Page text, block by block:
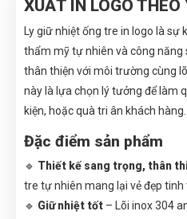
XUẤT IN LOGO THEO
Ly giữ nhiệt ống tre in logo là
thẩm mỹ tự nhiên và công năng
thân thiện với môi trường cùng
này là lựa chọn lý tưởng để làm
kiện, hoặc quà tri ân khách hàng.
Đặc điểm sản phẩm
🔹 Thiết kế sang trọng, thân
tre tự nhiên mang lại vẻ đẹp tinh
🔹 Giữ nhiệt tốt – Lõi inox 304